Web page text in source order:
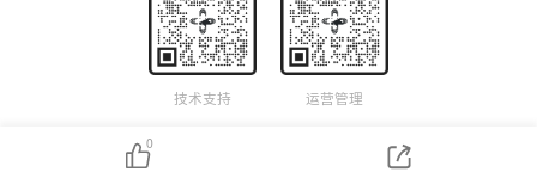
技术支持 运营管理
0